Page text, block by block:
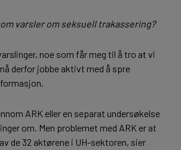
varsler om seksuell trakassering?
noe som får meg til å tro at vi
derfor jobbe aktivt med å spre
ARK eller en separat undersøkelse
om. Men problemet med ARK er at
de 32 aktørene i UH-sektoren, sier